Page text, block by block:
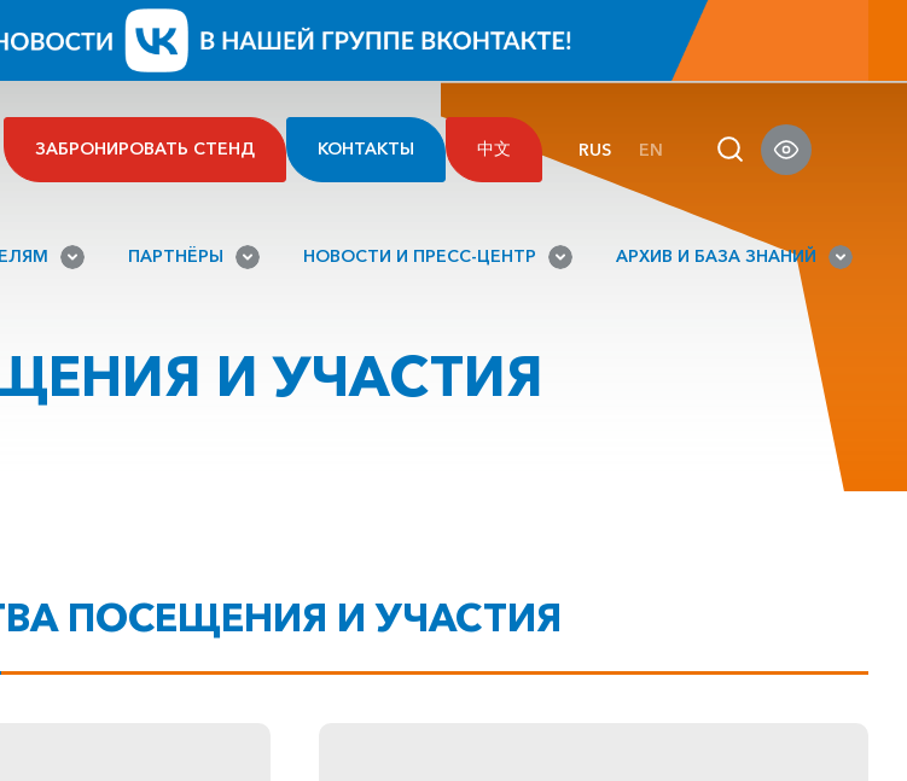
ЗАБРОНИРОВАТЬ СТЕНД КОНТАКТЫ 中文 RUS EN
ПАРТНЁРЫ НОВОСТИ И ПРЕСС-ЦЕНТР АРХИВ И БАЗА ЗНАНИЙ
И УЧАСТИЯ
ПОСЕЩЕНИЯ И УЧАСТИЯ